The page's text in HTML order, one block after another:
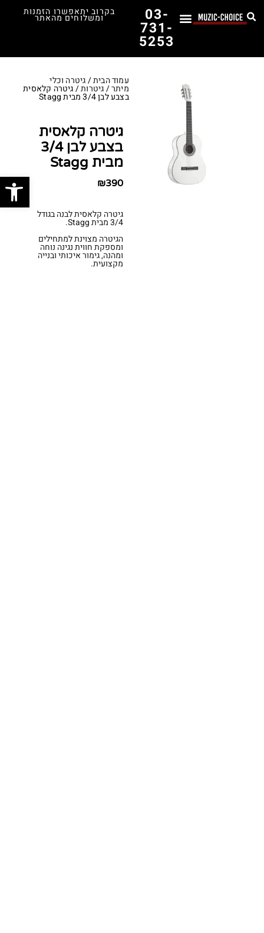
03-
731-
5253
בקרוב יתאפשרו הזמנות
ומשלוחים מהאתר
עמוד הבית/גיטרה וכלי
מיתר/גיטרות/ גיטרה קלאסית
בצבע לבן 3/4 מבית Stagg
גיטרה קלאסית
בצבע לבן 3/4
מבית Stagg
₪390
גיטרה קלאסית לבנה בגודל
3/4 מבית Stagg.
הגיטרה מצוינת למתחילים
ומספקת חווית נגינה נוחה
ומהנה, גימור איכותי ובנייה
מקצועית.
פתח